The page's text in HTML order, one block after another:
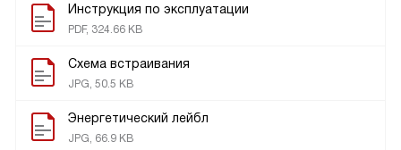
Инструкция по эксплуатации
PDF, 324.66 KB
Схема встраивания
JPG, 50.5 KB
Энергетический лейбл
JPG, 66.9 KB